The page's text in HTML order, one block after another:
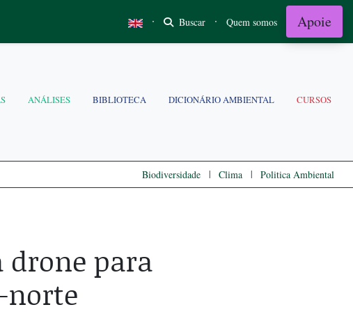
· Buscar · Quem somos Apoie
ANÁLISES BIBLIOTECA DICIONÁRIO AMBIENTAL CURSOS
Biodiversidade | Clima | Politica Ambiental
drone para